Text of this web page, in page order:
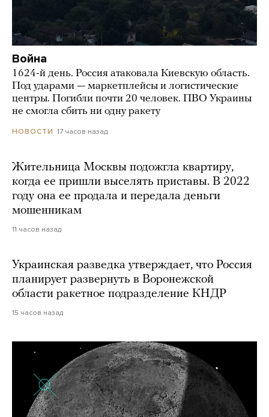
Война
1624-й день. Россия атаковала Киевскую область.
Под ударами — маркетплейсы и логистические
центры. Погибли почти 20 человек. ПВО Украины
не смогла сбить ни одну ракету
НОВОСТИ 17 часов назад
Жительница Москвы подожгла квартиру,
когда ее пришли выселять приставы. В 2022
году она ее продала и передала деньги
мошенникам
11 часов назад
Украинская разведка утверждает, что Россия
планирует развернуть в Воронежской
области ракетное подразделение КНДР
15 часов назад